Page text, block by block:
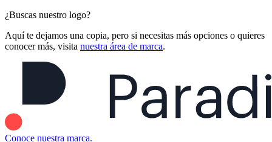
¿Buscas nuestro logo?
Aquí te dejamos una copia, pero si necesitas más opciones o quieres
conocer más, visita nuestra área de marca.
Conoce nuestra marca.